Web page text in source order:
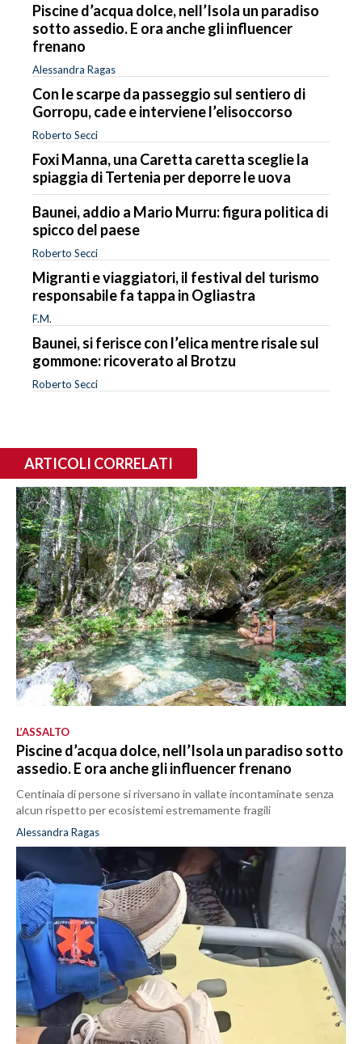
Piscine d’acqua dolce, nell’Isola un paradiso
sotto assedio. E ora anche gli influencer
frenano
Alessandra Ragas
Con le scarpe da passeggio sul sentiero di
Gorropu, cade e interviene l’elisoccorso
Roberto Secci
Foxi Manna, una Caretta caretta sceglie la
spiaggia di Tertenia per deporre le uova
Baunei, addio a Mario Murru: figura politica di
spicco del paese
Roberto Secci
Migranti e viaggiatori, il festival del turismo
responsabile fa tappa in Ogliastra
F.M.
Baunei, si ferisce con l’elica mentre risale sul
gommone: ricoverato al Brotzu
Roberto Secci
ARTICOLI CORRELATI
L’ASSALTO
Piscine d’acqua dolce, nell’Isola un paradiso sotto
assedio. E ora anche gli influencer frenano
Centinaia di persone si riversano in vallate incontaminate senza
alcun rispetto per ecosistemi estremamente fragili
Alessandra Ragas